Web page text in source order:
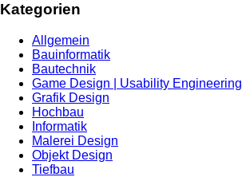
Kategorien
Allgemein
Bauinformatik
Bautechnik
Game Design | Usability Engineering
Grafik Design
Hochbau
Informatik
Malerei Design
Objekt Design
Tiefbau